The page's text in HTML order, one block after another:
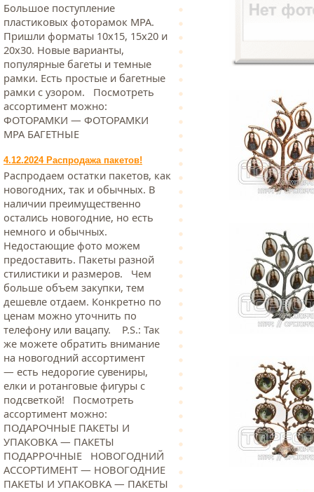
Большое поступление
пластиковых фоторамок МРА.
Пришли форматы 10х15, 15х20 и
20х30. Новые варианты,
популярные багеты и темные
рамки. Есть простые и багетные
рамки с узором. Посмотреть
ассортимент можно:
ФОТОРАМКИ — ФОТОРАМКИ
МРА БАГЕТНЫЕ
4.12.2024 Распродажа пакетов!
Распродаем остатки пакетов, как
новогодних, так и обычных. В
наличии преимущественно
остались новогодние, но есть
немного и обычных.
Недостающие фото можем
предоставить. Пакеты разной
стилистики и размеров. Чем
больше объем закупки, тем
дешевле отдаем. Конкретно по
ценам можно уточнить по
телефону или вацапу. Р.S.: Так
же можете обратить внимание
на новогодний ассортимент
— есть недорогие сувениры,
елки и ротанговые фигуры с
подсветкой! Посмотреть
ассортимент можно:
ПОДАРОЧНЫЕ ПАКЕТЫ И
УПАКОВКА — ПАКЕТЫ
ПОДАРРОЧНЫЕ НОВОГОДНИЙ
АССОРТИМЕНТ — НОВОГОДНИЕ
ПАКЕТЫ И УПАКОВКА — ПАКЕТЫ